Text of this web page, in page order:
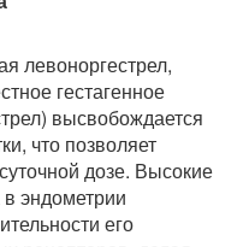
левоноргестрел,
гестагенное
высвобождается
что позволяет
дозе. Высокие
эндометрии
его